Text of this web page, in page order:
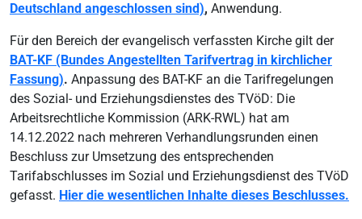
Deutschland angeschlossen sind), Anwendung.
Für den Bereich der evangelisch verfassten Kirche gilt der
BAT-KF (Bundes Angestellten Tarifvertrag in kirchlicher
Fassung). Anpassung des BAT-KF an die Tarifregelungen
des Sozial- und Erziehungsdienstes des TVöD: Die
Arbeitsrechtliche Kommission (ARK-RWL) hat am
14.12.2022 nach mehreren Verhandlungsrunden einen
Beschluss zur Umsetzung des entsprechenden
Tarifabschlusses im Sozial und Erziehungsdienst des TVöD
gefasst. Hier die wesentlichen Inhalte dieses Beschlusses.